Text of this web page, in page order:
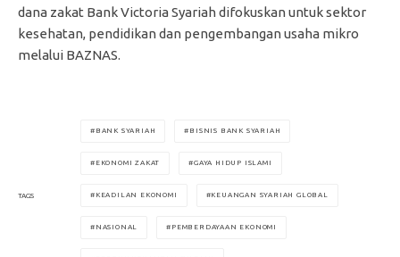
dana zakat Bank Victoria Syariah difokuskan untuk sektor
kesehatan, pendidikan dan pengembangan usaha mikro
melalui BAZNAS.
TAGS
BANK SYARIAH BISNIS BANK SYARIAH
EKONOMI ZAKAT GAYA HIDUP ISLAMI
KEADILAN EKONOMI KEUANGAN SYARIAH GLOBAL
NASIONAL PEMBERDAYAAN EKONOMI